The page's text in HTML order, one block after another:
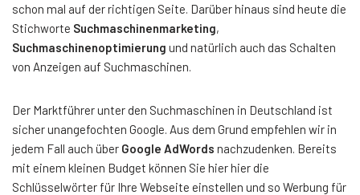
schon mal auf der richtigen Seite. Darüber hinaus sind heute die
Stichworte Suchmaschinenmarketing,
Suchmaschinenoptimierung und natürlich auch das Schalten
von Anzeigen auf Suchmaschinen.
Der Marktführer unter den Suchmaschinen in Deutschland ist
sicher unangefochten Google. Aus dem Grund empfehlen wir in
jedem Fall auch über Google AdWords nachzudenken. Bereits
mit einem kleinen Budget können Sie hier hier die
Schlüsselwörter für Ihre Webseite einstellen und so Werbung für